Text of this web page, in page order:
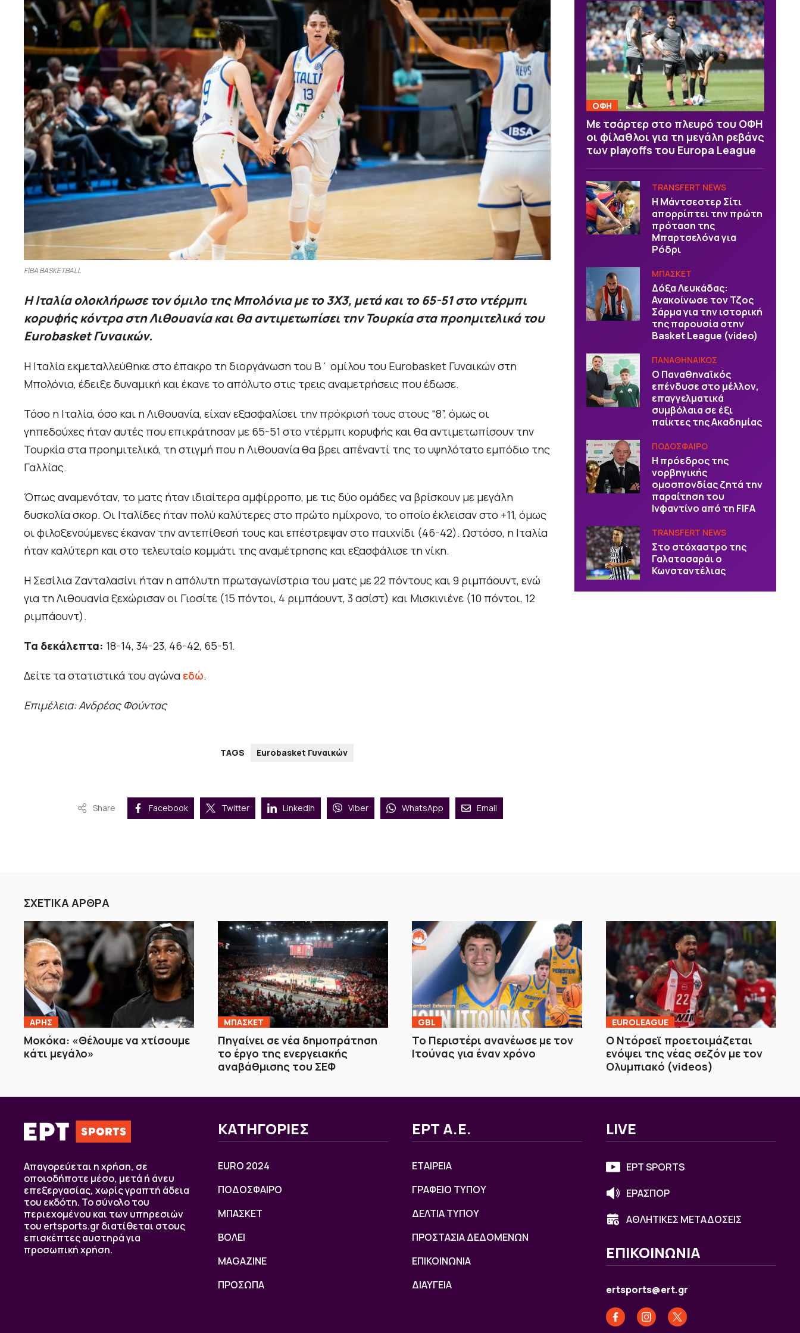
FIBA BASKETBALL
Η Ιταλία ολοκλήρωσε τον όμιλο της Μπολόνια με το 3Χ3, μετά και το 65-51 στο ντέρμπι
κορυφής κόντρα στη Λιθουανία και θα αντιμετωπίσει την Τουρκία στα προημιτελικά του
Eurobasket Γυναικών.
Η Ιταλία εκμεταλλεύθηκε στο έπακρο τη διοργάνωση του Β΄ ομίλου του Eurobasket Γυναικών στη
Μπολόνια, έδειξε δυναμική και έκανε το απόλυτο στις τρεις αναμετρήσεις που έδωσε.
Τόσο η Ιταλία, όσο και η Λιθουανία, είχαν εξασφαλίσει την πρόκρισή τους στους “8”, όμως οι
γηπεδούχες ήταν αυτές που επικράτησαν με 65-51 στο ντέρμπι κορυφής και θα αντιμετωπίσουν την
Τουρκία στα προημιτελικά, τη στιγμή που η Λιθουανία θα βρει απέναντί της το υψηλότατο εμπόδιο της
Γαλλίας.
Όπως αναμενόταν, το ματς ήταν ιδιαίτερα αμφίρροπο, με τις δύο ομάδες να βρίσκουν με μεγάλη
δυσκολία σκορ. Οι Ιταλίδες ήταν πολύ καλύτερες στο πρώτο ημίχρονο, το οποίο έκλεισαν στο +11, όμως
οι φιλοξενούμενες έκαναν την αντεπίθεσή τους και επέστρεψαν στο παιχνίδι (46-42). Ωστόσο, η Ιταλία
ήταν καλύτερη και στο τελευταίο κομμάτι της αναμέτρησης και εξασφάλισε τη νίκη.
Η Σεσίλια Ζανταλασίνι ήταν η απόλυτη πρωταγωνίστρια του ματς με 22 πόντους και 9 ριμπάουντ, ενώ
για τη Λιθουανία ξεχώρισαν οι Γιοσίτε (15 πόντοι, 4 ριμπάουντ, 3 ασίστ) και Μισκινιένε (10 πόντοι, 12
ριμπάουντ).
Τα δεκάλεπτα: 18-14, 34-23, 46-42, 65-51.
Δείτε τα στατιστικά του αγώνα εδώ.
Επιμέλεια: Ανδρέας Φούντας
TAGS Eurobasket Γυναικών
Share Facebook Twitter Linkedin Viber WhatsApp Email
ΟΦΗ
Με τσάρτερ στο πλευρό του ΟΦΗ
οι φίλαθλοι για τη μεγάλη ρεβάνς
των playoffs του Europa League
TRANSFERT NEWS
Η Μάντσεστερ Σίτι
απορρίπτει την πρώτη
πρόταση της
Μπαρτσελόνα για
Ρόδρι
ΜΠΑΣΚΕΤ
Δόξα Λευκάδας:
Ανακοίνωσε τον Τζος
Σάρμα για την ιστορική
της παρουσία στην
Basket League (video)
ΠΑΝΑΘΗΝΑΙΚΟΣ
Ο Παναθηναϊκός
επένδυσε στο μέλλον,
επαγγελματικά
συμβόλαια σε έξι
παίκτες της Ακαδημίας
ΠΟΔΟΣΦΑΙΡΟ
Η πρόεδρος της
νορβηγικής
ομοσπονδίας ζητά την
παραίτηση του
Ινφαντίνο από τη FIFA
TRANSFERT NEWS
Στο στόχαστρο της
Γαλατασαράι ο
Κωνσταντέλιας
ΣΧΕΤΙΚΑ ΑΡΘΡΑ
ΑΡΗΣ
Μοκόκα: «Θέλουμε να χτίσουμε
κάτι μεγάλο»
ΜΠΑΣΚΕΤ
Πηγαίνει σε νέα δημοπράτηση
το έργο της ενεργειακής
αναβάθμισης του ΣΕΦ
GBL
Το Περιστέρι ανανέωσε με τον
Ιτούνας για έναν χρόνο
EUROLEAGUE
Ο Ντόρσεϊ προετοιμάζεται
ενόψει της νέας σεζόν με τον
Ολυμπιακό (videos)
Απαγορεύεται η χρήση, σε
οποιοδήποτε μέσο, μετά ή άνευ
επεξεργασίας, χωρίς γραπτή άδεια
του εκδότη. Το σύνολο του
περιεχομένου και των υπηρεσιών
του ertsports.gr διατίθεται στους
επισκέπτες αυστηρά για
προσωπική χρήση.
ΚΑΤΗΓΟΡΙΕΣ
EURO 2024
ΠΟΔΟΣΦΑΙΡΟ
ΜΠΑΣΚΕΤ
ΒOΛΕΙ
MAGAZINE
ΠΡΟΣΩΠΑ
ΕΡΤ Α.Ε.
ΕΤΑΙΡΕΙΑ
ΓΡΑΦΕΙΟ ΤΥΠΟΥ
ΔΕΛΤΙΑ ΤΥΠΟΥ
ΠΡΟΣΤΑΣΙΑ ΔΕΔΟΜΕΝΩΝ
ΕΠΙΚΟΙΝΩΝΙΑ
ΔΙΑΥΓΕΙΑ
LIVE
ΕΡΤ SPORTS
ΕΡΑΣΠΟΡ
ΑΘΛΗΤΙΚΕΣ ΜΕΤΑΔΟΣΕΙΣ
ΕΠΙΚΟΙΝΩΝΙΑ
ertsports@ert.gr